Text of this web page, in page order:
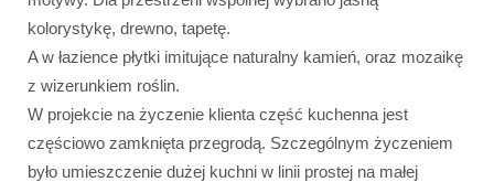
kolorystykę, drewno, tapetę.
A w łazience płytki imitujące naturalny kamień, oraz mozaikę
z wizerunkiem roślin.
W projekcie na życzenie klienta część kuchenna jest
częściowo zamknięta przegrodą. Szczególnym życzeniem
było umieszczenie dużej kuchni w linii prostej na małej